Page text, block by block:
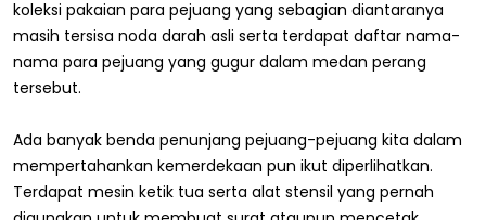
koleksi pakaian para pejuang yang sebagian diantaranya
masih tersisa noda darah asli serta terdapat daftar nama-
nama para pejuang yang gugur dalam medan perang
tersebut.
Ada banyak benda penunjang pejuang-pejuang kita dalam
mempertahankan kemerdekaan pun ikut diperlihatkan.
Terdapat mesin ketik tua serta alat stensil yang pernah